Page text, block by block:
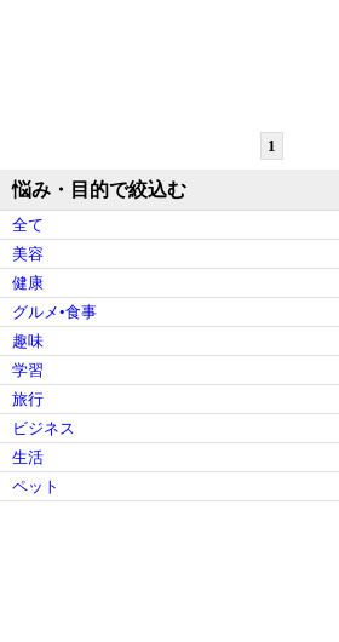
1
悩み・目的で絞込む
全て
美容
健康
グルメ•食事
趣味
学習
旅行
ビジネス
生活
ペット